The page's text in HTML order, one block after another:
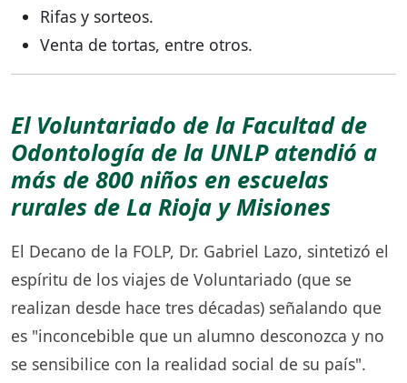
Rifas y sorteos.
Venta de tortas, entre otros.
El Voluntariado de la Facultad de
Odontología de la UNLP atendió a
más de 800 niños en escuelas
rurales de La Rioja y Misiones
El Decano de la FOLP, Dr. Gabriel Lazo, sintetizó el
espíritu de los viajes de Voluntariado (que se
realizan desde hace tres décadas) señalando que
es "inconcebible que un alumno desconozca y no
se sensibilice con la realidad social de su país".